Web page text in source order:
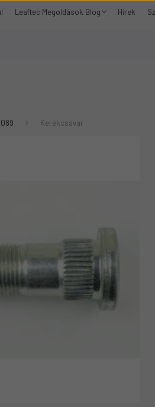
Leaftec Megoldások Blog Hírek
089 Kerékcsavar